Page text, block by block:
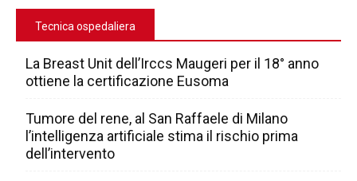
Tecnica ospedaliera
La Breast Unit dell’Irccs Maugeri per il 18° anno
ottiene la certificazione Eusoma
Tumore del rene, al San Raffaele di Milano
l’intelligenza artificiale stima il rischio prima
dell’intervento